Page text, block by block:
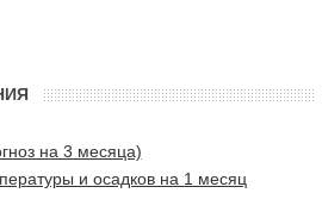
на 3 месяца)
и осадков на 1 месяц